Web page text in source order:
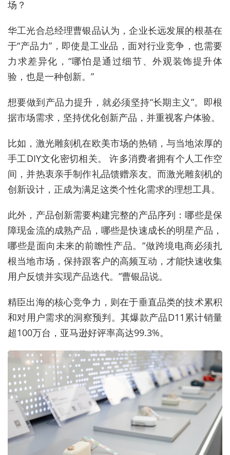
场？
华工光合总经理曹银品认为，企业长远发展的根基在
于“产品力”，即使是工业品，面对行业竞争，也需要
力求差异化，“哪怕是通过细节、外观装饰提升体
验，也是一种创新。”
想要做到产品力提升，就必须坚持“长期主义”。即根
据市场需求，坚持优化创新产品，并重视客户体验。
比如，激光雕刻机在欧美市场的热销，与当地浓厚的
手工DIY文化密切相关。 许多消费者拥有个人工作空
间，并热衷亲手制作礼品馈赠亲友。而激光雕刻机的
创新设计，正成为满足这类个性化需求的理想工具。
此外，产品创新需要构建完整的产品序列：哪些是保
障现金流的成熟产品，哪些是快速成长的明星产品，
哪些是面向未来的前瞻性产品。“做跨境电商必须扎
根当地市场，保持跟客户的高频互动，才能快速收集
用户反馈并实现产品迭代。”曹银品说。
精臣出海的核心竞争力，则在于垂直品类的技术累积
和对用户需求的洞察预判。其爆款产品D11累计销量
超100万台，亚马逊好评率高达99.3%。